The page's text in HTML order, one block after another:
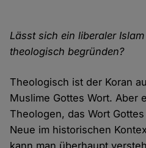
Lässt sich ein liberaler
theologisch begründen?
Theologisch ist der Koran
Muslime Gottes Wort. Aber
Theologen, das Wort
Neue im historischen